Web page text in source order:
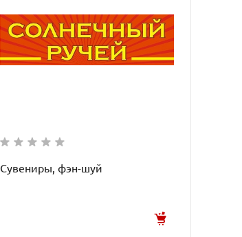
Сувениры, фэн-шуй